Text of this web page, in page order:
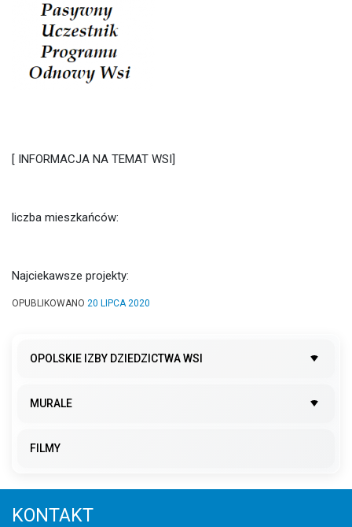
[ INFORMACJA NA TEMAT WSI]
liczba mieszkańców:
Najciekawsze projekty:
OPUBLIKOWANO 20 LIPCA 2020
OPOLSKIE IZBY DZIEDZICTWA WSI
MURALE
FILMY
KONTAKT